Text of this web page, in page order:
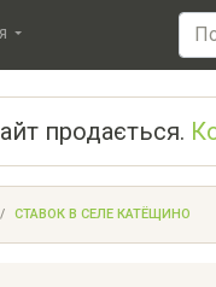
продається.
СТАВОК В СЕЛЕ КАТЁЩИНО